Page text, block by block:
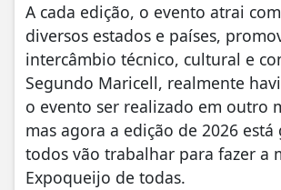
A cada edição, o evento atrai
diversos estados e países,
intercâmbio técnico, cultural e
Segundo Maricell, realmente
o evento ser realizado em outro
mas agora a edição de 2026
todos vão trabalhar para fazer a
Expoqueijo de todas.